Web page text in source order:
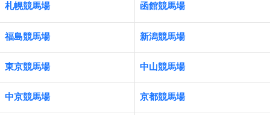
札幌競馬場 函館競馬場
福島競馬場 新潟競馬場
東京競馬場 中山競馬場
中京競馬場 京都競馬場